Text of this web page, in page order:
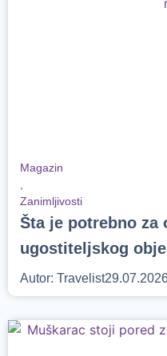
Magazin
Zanimljivosti
Šta je potrebno za
ugostiteljskog
Autor: Travelist